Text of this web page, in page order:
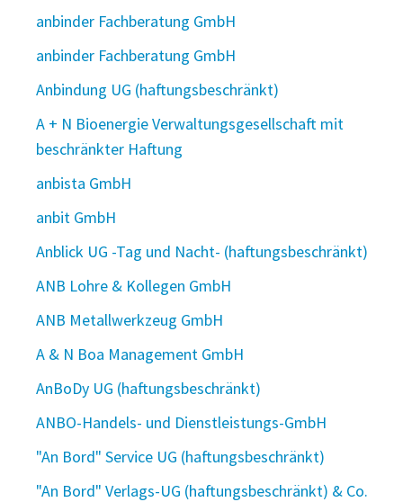
anbinder Fachberatung GmbH
anbinder Fachberatung GmbH
Anbindung UG (haftungsbeschränkt)
A + N Bioenergie Verwaltungsgesellschaft mit
beschränkter Haftung
anbista GmbH
anbit GmbH
Anblick UG -Tag und Nacht- (haftungsbeschränkt)
ANB Lohre & Kollegen GmbH
ANB Metallwerkzeug GmbH
A & N Boa Management GmbH
AnBoDy UG (haftungsbeschränkt)
ANBO-Handels- und Dienstleistungs-GmbH
"An Bord" Service UG (haftungsbeschränkt)
"An Bord" Verlags-UG (haftungsbeschränkt) & Co.